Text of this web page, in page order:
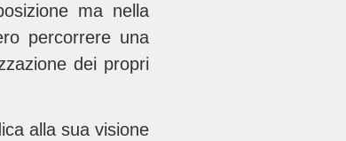
ma nella
percorrere una
dei propri
alla sua visione